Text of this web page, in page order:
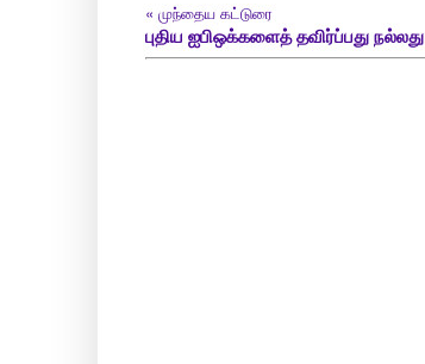
« முந்தைய கட்டுரை
புதிய ஐபிஒக்களைத் தவிர்ப்பது நல்லது